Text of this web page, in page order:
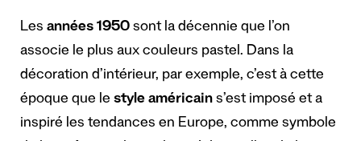
Les années 1950 sont la décennie que l’on
associe le plus aux couleurs pastel. Dans la
décoration d’intérieur, par exemple, c’est à cette
époque que le style américain s’est imposé et a
inspiré les tendances en Europe, comme symbole